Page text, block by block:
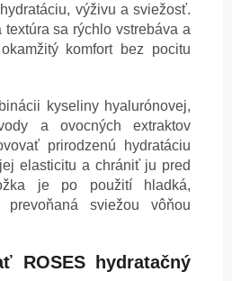
výživu a sviežosť.
sa rýchlo vstrebáva a
komfort bez pocitu
kyseliny hyalurónovej,
a ovocných extraktov
prirodzenú hydratáciu
elasticitu a chrániť ju pred
je po použití hladká,
sviežou vôňou
ROSES hydratačný